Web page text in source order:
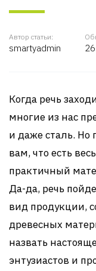
Автор статьи:
smartyadmin
Когда речь
многие из нас
и даже сталь. Но
вам, что есть
практичный
Да-да, речь
вид продукции,
древесных
назвать
энтузиастов и